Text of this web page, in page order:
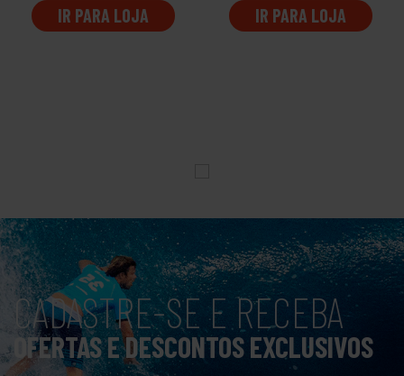
IR PARA LOJA IR PARA LOJA
CADASTRE-SE E RECEBA
OFERTAS E DESCONTOS EXCLUSIVOS